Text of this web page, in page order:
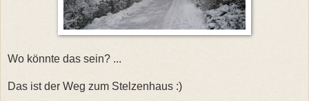
Wo könnte das sein? ...
Das ist der Weg zum Stelzenhaus :)